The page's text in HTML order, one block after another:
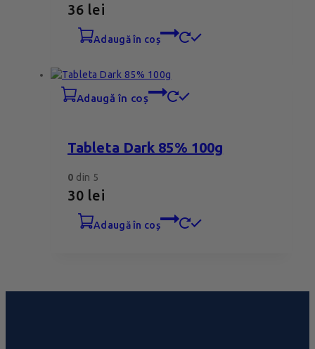
36 lei
adaugă în coș
adaugă în coș
Tableta Dark 85% 100g
0 din 5
30 lei
adaugă în coș